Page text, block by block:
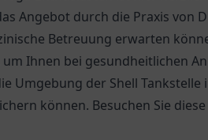
Angebot durch die Praxis von
Betreuung erwarten
Ihnen bei gesundheitlichen
Umgebung der Shell
können. Besuchen Sie